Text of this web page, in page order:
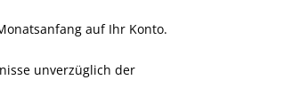
auf Ihr Konto.
unverzüglich der